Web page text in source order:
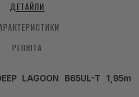
ДЕТАЙЛИ
РЕВЮТА
LAGOON B65UL-T 1,95m